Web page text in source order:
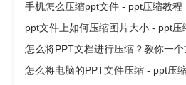
手机怎么压缩ppt文件 - ppt压缩教程
ppt文件上如何压缩图片大小 - ppt压
怎么将PPT文档进行压缩？教你一
怎么将电脑的PPT文件压缩 - ppt压